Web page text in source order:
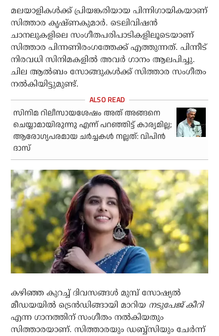
മലയാളികള്‍ക്ക് പ്രിയങ്കരിയായ പിന്നിഗായികയാണ്
സിത്താര കൃഷ്ണകുമാര്‍. ടെലിവിഷന്‍
ചാനലുകളിലെ സംഗീതപരിപാടികളിലൂടെയാണ്
സിത്താര പിന്നണിരംഗത്തേക്ക് എത്തുന്നത്. പിന്നീട്
നിരവധി സിനിമകളില്‍ അവര്‍ ഗാനം ആലപിച്ചു.
ചില ആല്‍ബം സോങ്ങുകള്‍ക്ക് സിത്താര സംഗീതം
നല്‍കിയിട്ടുമുണ്ട്.
സിനിമ റിലീസായശേഷം അത് അങ്ങനെ
ചെയ്യാമായിരുന്നു എന്ന് പറഞ്ഞിട്ട് കാര്യമില്ല;
ആരോഗ്യപരമായ ചര്‍ച്ചകള്‍ നല്ലത്: വിപിന്‍
ദാസ്
കഴിഞ്ഞ കുറച്ച് ദിവസങ്ങള്‍ മുമ്പ് സോഷ്യല്‍
മീഡയയില്‍ ട്രെന്‍ഡിങ്ങായി മാറിയ നടുപേജ് കീറി
എന്ന ഗാനത്തിന് സംഗീതം നല്‍കിയതും
സിത്താരയാണ്. സിത്താരയും ഡബ്ബ്‌സിയും ചേര്‍ന്ന്